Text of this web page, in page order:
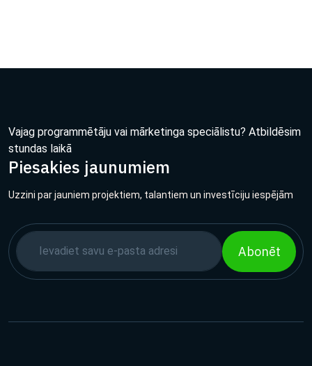
Vajag programmētāju vai mārketinga speciālistu? Atbildēsim
stundas laikā
Piesakies jaunumiem
Uzzini par jauniem projektiem, talantiem un investīciju iespējām
Abonēt